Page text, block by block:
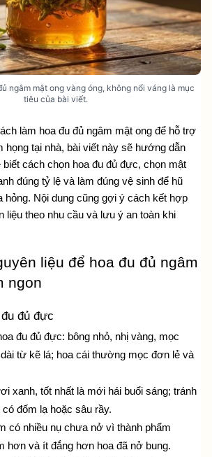
ngâm mật ong vàng óng, không nổi váng là mục
tiêu của bài viết.
làm hoa đu đủ ngâm mật ong để hỗ trợ
họng tại nhà, bài viết này sẽ hướng dẫn
biết cách chọn hoa đu đủ đực, chọn mật
đúng tỷ lệ và làm đúng vệ sinh để hũ
hỏng. Nội dung cũng gợi ý cách kết hợp
liệu theo nhu cầu và lưu ý an toàn khi
liệu để hoa đu đủ ngâm
ngon
đủ đực
đu đủ đực: bông nhỏ, nhị vàng, mọc
từ kẽ lá; hoa cái thường mọc đơn lẻ và
xanh, tốt nhất là mới hái buổi sáng; tránh
có đốm lạ hoặc sâu rầy.
có nhiều nụ chưa nở vì thành phẩm
hơn và ít đắng hơn hoa đã nở bung.